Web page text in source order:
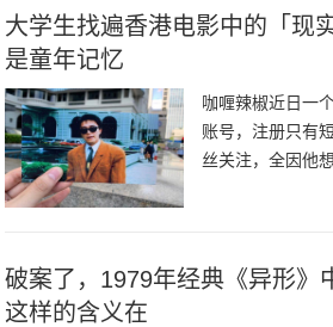
大学生找遍香港电影中的「现
是童年记忆
咖喱辣椒近日一
账号，注册只有
丝关注，全因他
产片的爱，由于
破案了，1979年经典《异形》
这样的含义在